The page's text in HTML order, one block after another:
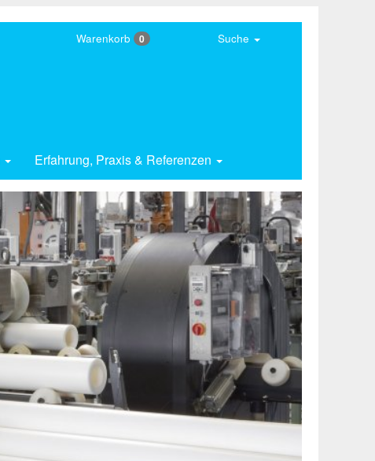
Erfahrung, Praxis & Referenzen
Warenkorb 0 Suche